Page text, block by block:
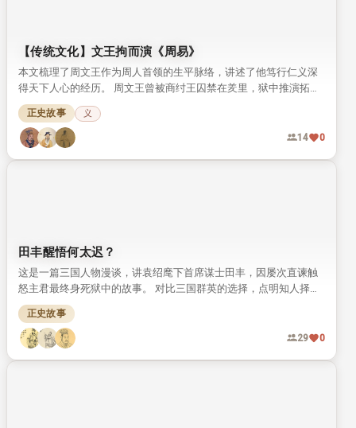
【传统文化】文王拘而演《周易》
本文梳理了周文王作为周人首领的生平脉络，讲述了他笃行仁义深
得天下人心的经历。 周文王曾被商纣王囚禁在羑里，狱中推演拓展
《周易》，将八卦发展为六十四卦，留下了“文王拘而演《周易》”
的千古文化典故。
正史故事 义
14 0
田丰醒悟何太迟？
这是一篇三国人物漫谈，讲袁绍麾下首席谋士田丰，因屡次直谏触
怒主君最终身死狱中的故事。 对比三国群英的选择，点明知人择
主、明哲远祸的人生道理，读来引人深思。
正史故事
29 0